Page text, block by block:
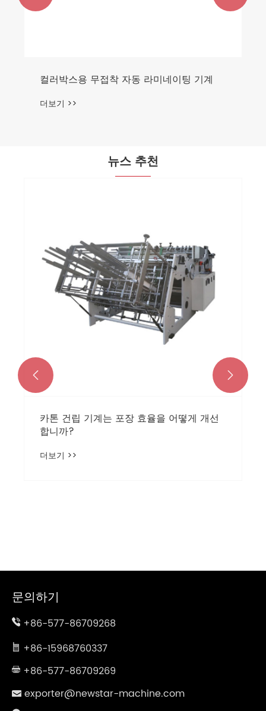
컬러박스용 무접착 자동 라미네이팅 기계
더보기 >>
뉴스 추천
카톤 건립 기계는 포장 효율을 어떻게 개선
합니까?
더보기 >>
 
문의하기
+86-577-86709268
+86-15968760337
+86-577-86709269
exporter@newstar-machine.com